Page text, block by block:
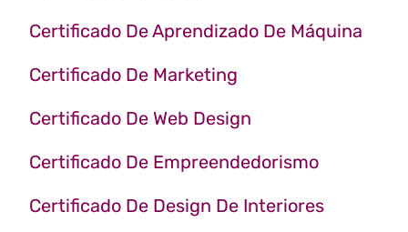
Certificado De Aprendizado De Máquina
Certificado De Marketing
Certificado De Web Design
Certificado De Empreendedorismo
Certificado De Design De Interiores